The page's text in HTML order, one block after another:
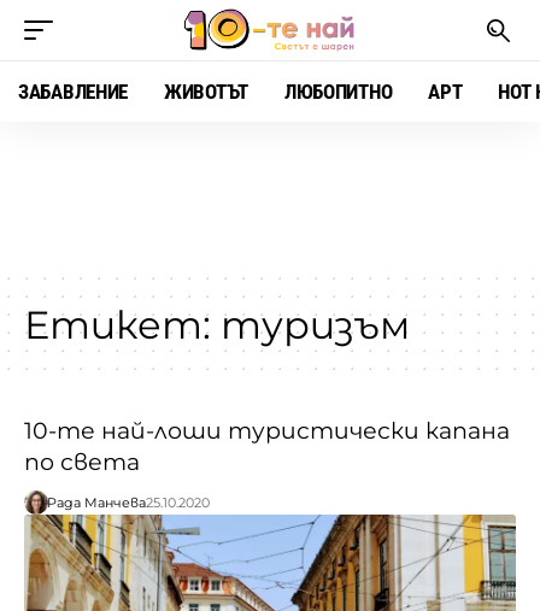
ЗАБАВЛЕНИЕ ЖИВОТЪТ ЛЮБОПИТНО АРТ HOT
Етикет: туризъм
10-те най-лоши туристически капана
по света
Рада Манчева25.10.2020